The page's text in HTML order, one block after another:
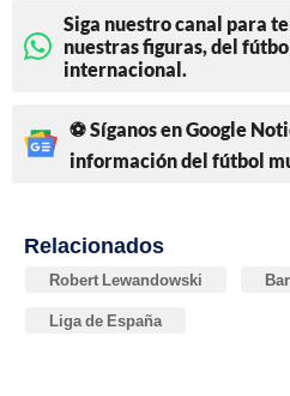
Siga nuestro canal para
nuestras figuras, del
internacional.
⚽ Síganos en Google
información del fútbol
Relacionados
Robert Lewandowski
Liga de España